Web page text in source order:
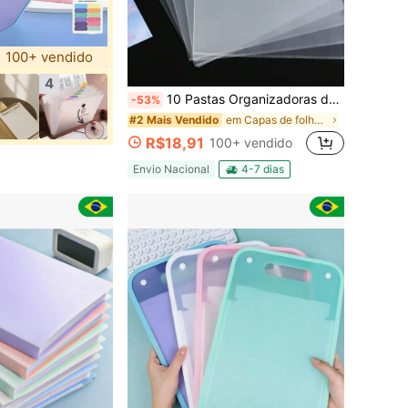
100+ vendido
4
-53% 10 Pastas Organizadoras de Documentos Transparentes de PP Tamanho A4, Pasta de Arquivo com Formato em L, Atacado, Volta às Aulas
#2 Mais Vendido em Capas de folhas soltas
R$18,91 100+ vendido
Envio Nacional 4-7 dias